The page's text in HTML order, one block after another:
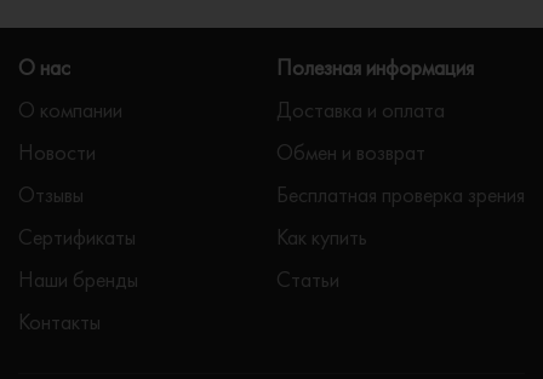
О нас
О компании
Новости
Отзывы
Сертификаты
Наши бренды
Контакты
Полезная информация
Доставка и оплата
Обмен и возврат
Бесплатная проверка зрения
Как купить
Статьи